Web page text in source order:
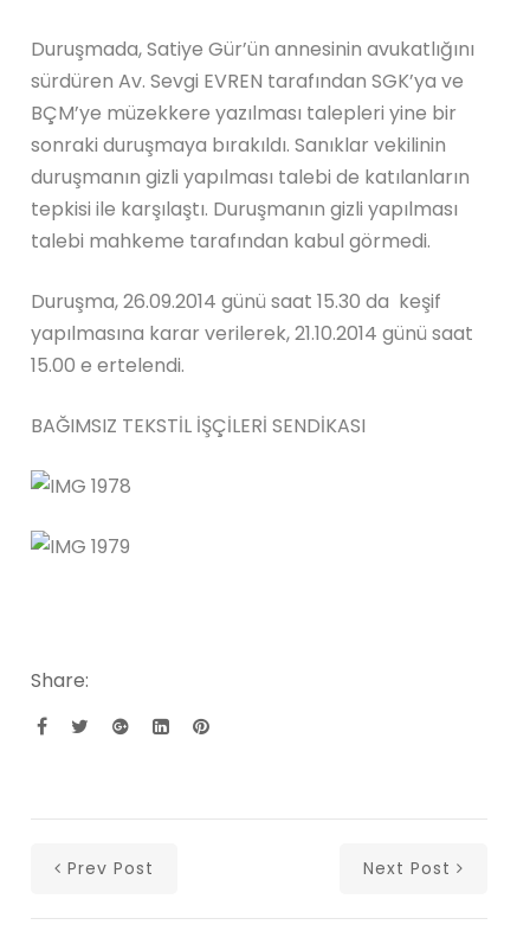
Duruşmada, Satiye Gür’ün annesinin avukatlığını
sürdüren Av. Sevgi EVREN tarafından SGK’ya ve
BÇM’ye müzekkere yazılması talepleri yine bir
sonraki duruşmaya bırakıldı. Sanıklar vekilinin
duruşmanın gizli yapılması talebi de katılanların
tepkisi ile karşılaştı. Duruşmanın gizli yapılması
talebi mahkeme tarafından kabul görmedi.
Duruşma, 26.09.2014 günü saat 15.30 da keşif
yapılmasına karar verilerek, 21.10.2014 günü saat
15.00 e ertelendi.
BAĞIMSIZ TEKSTİL İŞÇİLERİ SENDİKASI
Share:
Prev Post Next Post